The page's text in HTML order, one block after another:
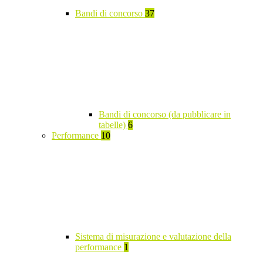
Bandi di concorso 37
Bandi di concorso (da pubblicare in
tabelle) 6
Performance 10
Sistema di misurazione e valutazione della
performance 1